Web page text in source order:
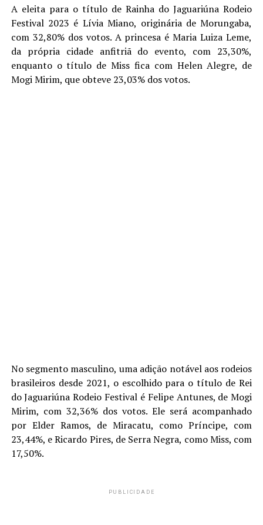
A eleita para o título de Rainha do Jaguariúna Rodeio
Festival 2023 é Lívia Miano, originária de Morungaba,
com 32,80% dos votos. A princesa é Maria Luiza Leme,
da própria cidade anfitriã do evento, com 23,30%,
enquanto o título de Miss fica com Helen Alegre, de
Mogi Mirim, que obteve 23,03% dos votos.
No segmento masculino, uma adição notável aos rodeios
brasileiros desde 2021, o escolhido para o título de Rei
do Jaguariúna Rodeio Festival é Felipe Antunes, de Mogi
Mirim, com 32,36% dos votos. Ele será acompanhado
por Elder Ramos, de Miracatu, como Príncipe, com
23,44%, e Ricardo Pires, de Serra Negra, como Miss, com
17,50%.
PUBLICIDADE